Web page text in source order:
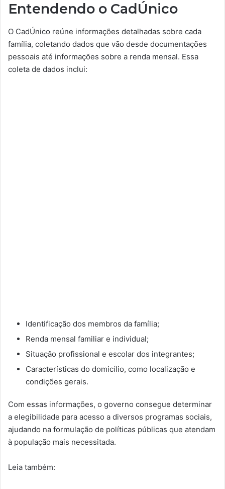
Entendendo o CadÚnico
O CadÚnico reúne informações detalhadas sobre cada
família, coletando dados que vão desde documentações
pessoais até informações sobre a renda mensal. Essa
coleta de dados inclui:
Identificação dos membros da família;
Renda mensal familiar e individual;
Situação profissional e escolar dos integrantes;
Características do domicílio, como localização e
condições gerais.
Com essas informações, o governo consegue determinar
a elegibilidade para acesso a diversos programas sociais,
ajudando na formulação de políticas públicas que atendam
à população mais necessitada.
Leia também: